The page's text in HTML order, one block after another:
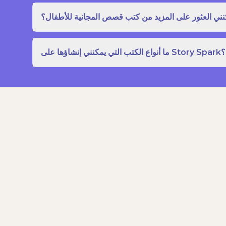
العثور على المزيد من كتب قصص المجانية للأطفال؟
ما أنواع الكتب التي يمكنني إنشاؤها على Story Spark؟